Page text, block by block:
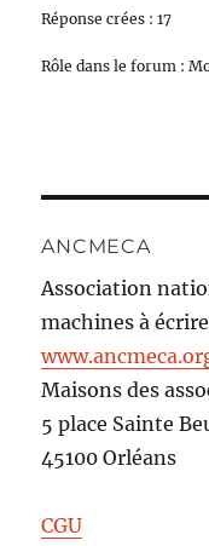
Réponse crées : 17
Rôle dans le forum :
ANCMECA
Association
machines à
Maisons des
5 place Sainte
45100 Orléans
CGU